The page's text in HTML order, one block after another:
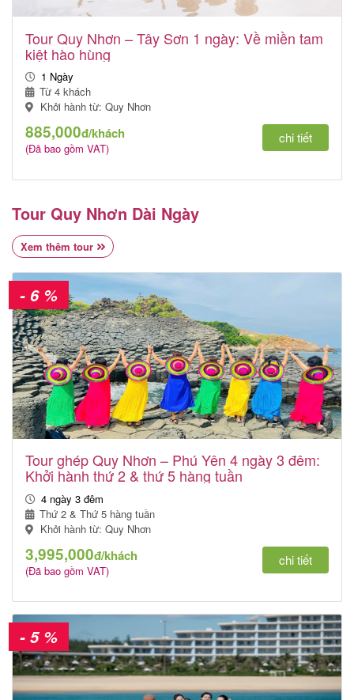
Tour Quy Nhơn – Tây Sơn 1 ngày: Về miền tam
kiệt hào hùng
1 Ngày
Từ 4 khách
Khởi hành từ: Quy Nhơn
885,000đ/khách
(Đã bao gồm VAT)
chi tiết
Tour Quy Nhơn Dài Ngày
Xem thêm tour
- 6 %
Tour ghép Quy Nhơn – Phú Yên 4 ngày 3 đêm:
Khởi hành thứ 2 & thứ 5 hàng tuần
4 ngày 3 đêm
Thứ 2 & Thứ 5 hàng tuần
Khởi hành từ: Quy Nhơn
3,995,000đ/khách
(Đã bao gồm VAT)
chi tiết
- 5 %